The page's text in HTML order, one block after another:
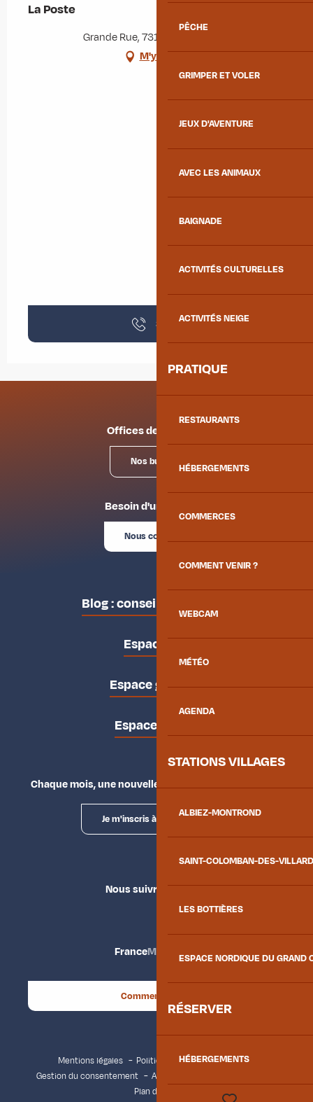
PÊCHE
GRIMPER ET VOLER
JEUX D'AVENTURE
AVEC LES ANIMAUX
BAIGNADE
ACTIVITÉS CULTURELLES
ACTIVITÉS NEIGE
PRATIQUE
RESTAURANTS
HÉBERGEMENTS
COMMERCES
COMMENT VENIR ?
WEBCAM
MÉTÉO
AGENDA
STATIONS VILLAGES
ALBIEZ-MONTROND
SAINT-COLOMBAN-DES-
LES BOTTIÈRES
ESPACE NORDIQUE DU GRAND
RÉSERVER
HÉBERGEMENTS
La Poste
Grande Rue, 73130 La Chambre
M'y rendre
36 ▒▒
Offices de tourisme
Nos bureaux
Besoin d'un conseil ?
Nous contacter
Blog : conseils des locaux
Espace pro
Espace groupes
Espace presse
Chaque mois, une nouvelle façon d'explorer la vallée.
Je m'inscris à la newsletter
Nous suivre
FranceMaurienne
Comment venir ?
Mentions légales
Politique de confidentialité
Gestion du consentement
Accessibilité : non conforme
Plan du site